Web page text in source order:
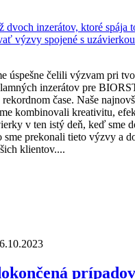
úspešne čelili výzvam pri
inzerátov pre
čase. Naše
kombinovali kreativitu,
v ten istý deň, keď sme
sme prekonali tieto výzvy a
klientov....